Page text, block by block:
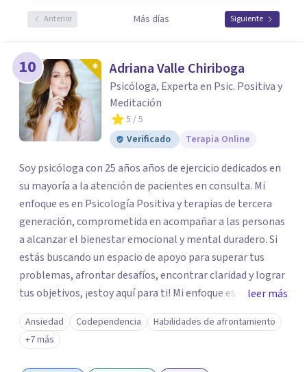
Anterior Más días Siguiente
10 Adriana Valle Chiriboga
Psicóloga, Experta en Psic. Positiva y
Meditación
5 / 5
Verificado
Terapia Online
Soy psicóloga con 25 años años de ejercicio dedicados en
su mayoría a la atención de pacientes en consulta. Mi
enfoque es en Psicología Positiva y terapias de tercera
generación, comprometida en acompañar a las personas
a alcanzar el bienestar emocional y mental duradero. Si
estás buscando un espacio de apoyo para superar tus
problemas, afrontar desafíos, encontrar claridad y lograr
tus objetivos, ¡estoy aquí para ti! Mi enfoque es empático
y colaborativo, trabajando juntos para construir un
camino hacia una vida más significativa, plena y
equilibrada.
leer más
Ansiedad Codependencia
Habilidades de afrontamiento
+7 más